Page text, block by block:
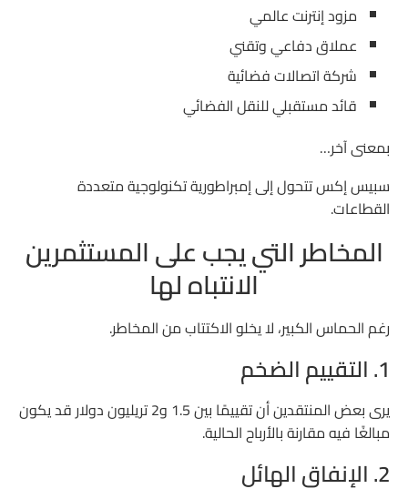
مزود إنترنت عالمي
عملاق دفاعي وتقني
شركة اتصالات فضائية
قائد مستقبلي للنقل الفضائي
بمعنى آخر…
سبيس إكس تتحول إلى إمبراطورية تكنولوجية متعددة
القطاعات.
المخاطر التي يجب على المستثمرين
الانتباه لها
رغم الحماس الكبير، لا يخلو الاكتتاب من المخاطر.
1. التقييم الضخم
يرى بعض المنتقدين أن تقييمًا بين 1.5 و2 تريليون دولار قد يكون
مبالغًا فيه مقارنة بالأرباح الحالية.
2. الإنفاق الهائل